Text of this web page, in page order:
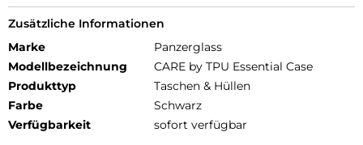
Zusätzliche Informationen
Marke
Panzerglass
Modellbezeichnung
CARE by TPU Essential Case
Produkttyp
Taschen & Hüllen
Farbe
Schwarz
Verfügbarkeit
sofort verfügbar